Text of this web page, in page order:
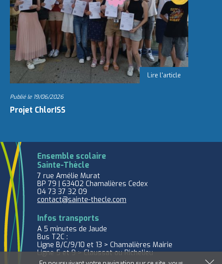
Publié le 19/06/2026
Projet ChlorISS
Ensemble scolaire
Sainte-Thècle
7 rue Amélie Murat
BP 79 | 63402 Chamalières Cedex
04 73 37 32 09
contact@sainte-thecle.com
Infos transports
A 5 minutes de Jaude
Bus T2C :
Ligne B/C/9/10 et 13 > Chamalières Mairie
Ligne 5 et 9 > Claussat ou Richelieu